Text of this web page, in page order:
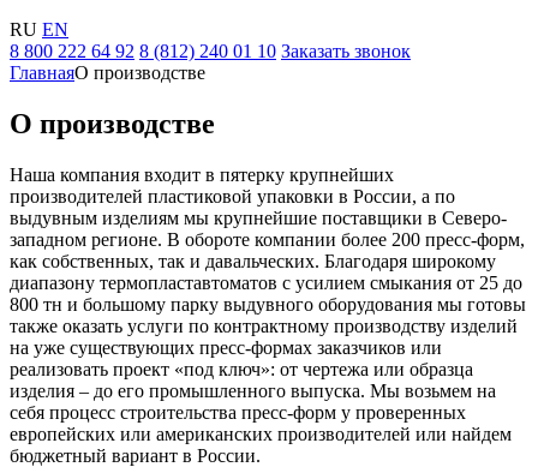
RU EN
8 800 222 64 92 8 (812) 240 01 10 Заказать звонок
ГлавнаяО производстве
О производстве
Наша компания входит в пятерку крупнейших
производителей пластиковой упаковки в России, а по
выдувным изделиям мы крупнейшие поставщики в Северо-
западном регионе. В обороте компании более 200 пресс-форм,
как собственных, так и давальческих. Благодаря широкому
диапазону термопластавтоматов с усилием смыкания от 25 до
800 тн и большому парку выдувного оборудования мы готовы
также оказать услуги по контрактному производству изделий
на уже существующих пресс-формах заказчиков или
реализовать проект «под ключ»: от чертежа или образца
изделия – до его промышленного выпуска. Мы возьмем на
себя процесс строительства пресс-форм у проверенных
европейских или американских производителей или найдем
бюджетный вариант в России.